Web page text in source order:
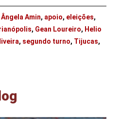
Ângela Amin, apoio, eleições,
, Gean Loureiro, Helio
, segundo turno, Tijucas,